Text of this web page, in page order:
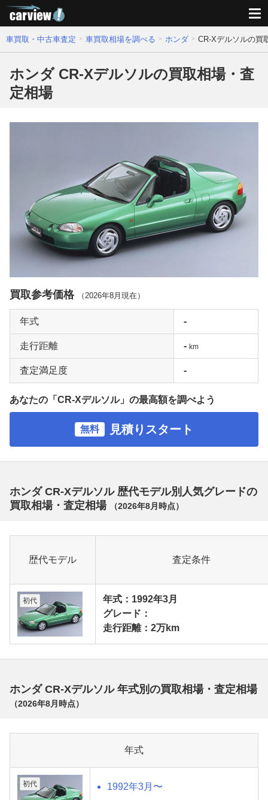
車買取・中古車査定 車買取相場を調べる ホンダ CR-Xデルソルの買
ホンダ CR-Xデルソルの買取相場・査
定相場
買取参考価格 （ 2026年8月 現在）
年式 -
走行距離 - km
査定満足度 -
あなたの「CR-Xデルソル」の最高額を調べよう
無料 見積りスタート
ホンダ CR-Xデルソル 歴代モデル別人気グレードの
買取相場・査定相場
（2026年8月 時点）
歴代モデル 査定条件
初代
年式：1992年3月
グレード：
走行距離：2万km
ホンダ CR-Xデルソル 年式別の買取相場・査定相場
（2026年8月 時点）
年式
初代 1992年3月〜